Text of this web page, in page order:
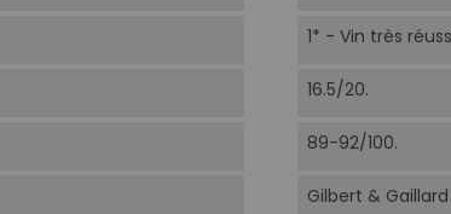
1* - Vin très
16.5/20.
89-92/100.
Gilbert & Gaillard